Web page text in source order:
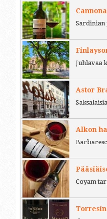
Sardinian
Juhlavaa
Astor
Alkon
Coyam